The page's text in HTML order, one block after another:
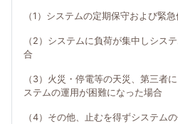
（1）システムの定期保守および緊
（2）システムに負荷が集中しシス
合
（3）火災・停電等の天災、第三者
ステムの運用が困難になった場合
（4）その他、止むを得ずシステム